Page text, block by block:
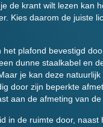
de krant wilt lezen kan
Kies daarom de juiste
plafond bevestigd
dunne staalkabel en
je kan deze
door zijn beperkte
aan de afmeting van
in de ruimte door,